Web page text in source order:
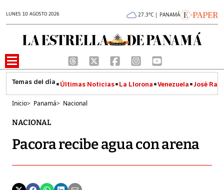
LUNES 10 AGOSTO 2026 27.3°C | PANAMÁ
Últimas Noticias La Llorona Venezuela José
Inicio> Panamá> Nacional
NACIONAL
Pacora recibe agua con arena